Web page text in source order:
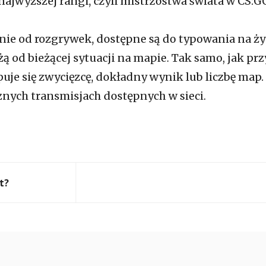
od rozgrywek, dostępne są do typowania na
od bieżącej sytuacji na mapie. Tak samo, jak
się zwycięzcę, dokładny wynik lub liczbę map.
transmisjach dostępnych w sieci.